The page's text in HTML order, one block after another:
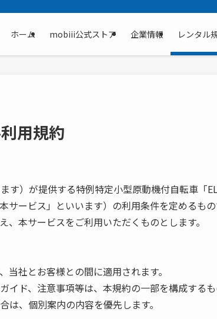
ホーム mobiii公式ストア 企業情報 レンタル
用規約
）が提供する特例特定小型原動機付自転車「
ービス」といいます）の利用条件を定めるもの
本サービスをご利用いただくものとします。
社とお客様との間に適用されます。
イド、注意事項等は、本規約の一部を構成するも
、個別案内の内容を優先します。